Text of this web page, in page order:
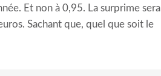
Et non à 0,95. La surprime sera
Sachant que, quel que soit le